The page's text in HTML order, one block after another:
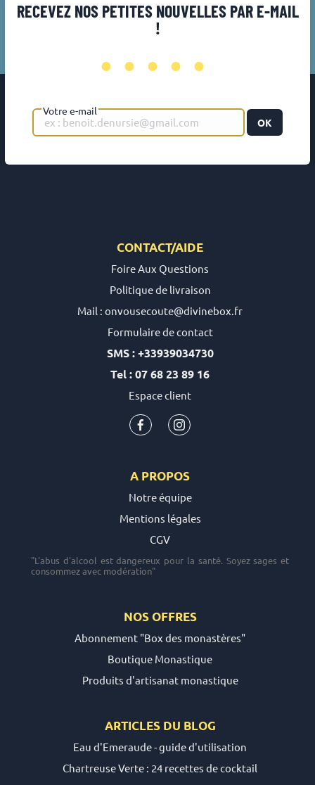
RECEVEZ NOS PETITES NOUVELLES PAR E-MAIL
!
•••••
Votre e-mail
OK
CONTACT/AIDE
Foire Aux Questions
Politique de livraison
Mail : onvousecoute@divinebox.fr
Formulaire de contact
SMS : +33939034730
Tel : 07 68 23 89 16
Espace client
A PROPOS
Notre équipe
Mentions légales
CGV
"L'abus d'alcool est dangereux pour la santé. Soyez sages et
consommez avec modération"
NOS OFFRES
Abonnement "Box des monastères"
Boutique Monastique
Produits d'artisanat monastique
ARTICLES DU BLOG
Eau d'Emeraude - guide d'utilisation
Chartreuse Verte : 24 recettes de cocktail